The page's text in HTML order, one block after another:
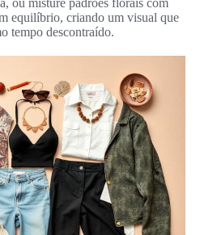
equilíbrio, criando um visual que
tempo descontraído.